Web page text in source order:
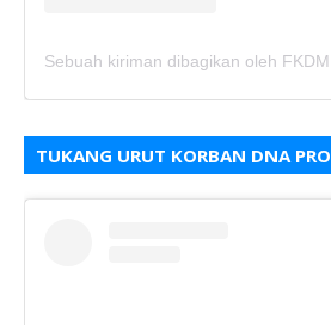
TUKANG URUT KORBAN DNA PRO